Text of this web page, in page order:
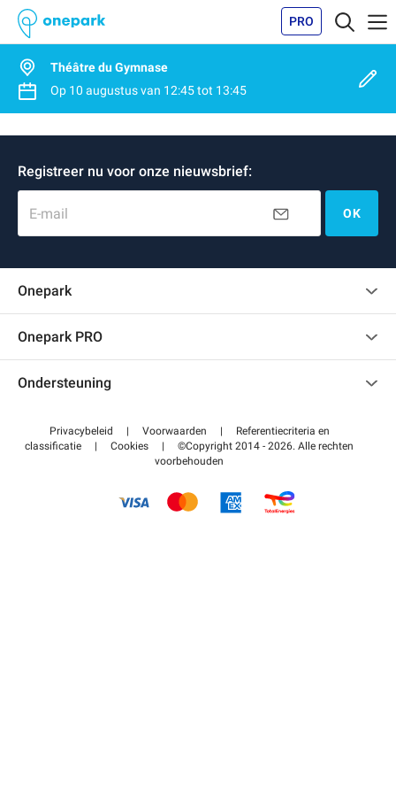
PRO
Théâtre du Gymnase
Op 10 augustusvan 12:45tot 13:45
Registreer nu voor onze nieuwsbrief:
E-mail OK
Onepark
Onepark PRO
Word partner van Onepark
Ondersteuning
Helpcentrum
Betalen voor parkeren FLOW
Privacybeleid | Voorwaarden |
Referentiecriteria en
classificatie
| Cookies |
©Copyright 2014 - 2026. Alle rechten
voorbehouden